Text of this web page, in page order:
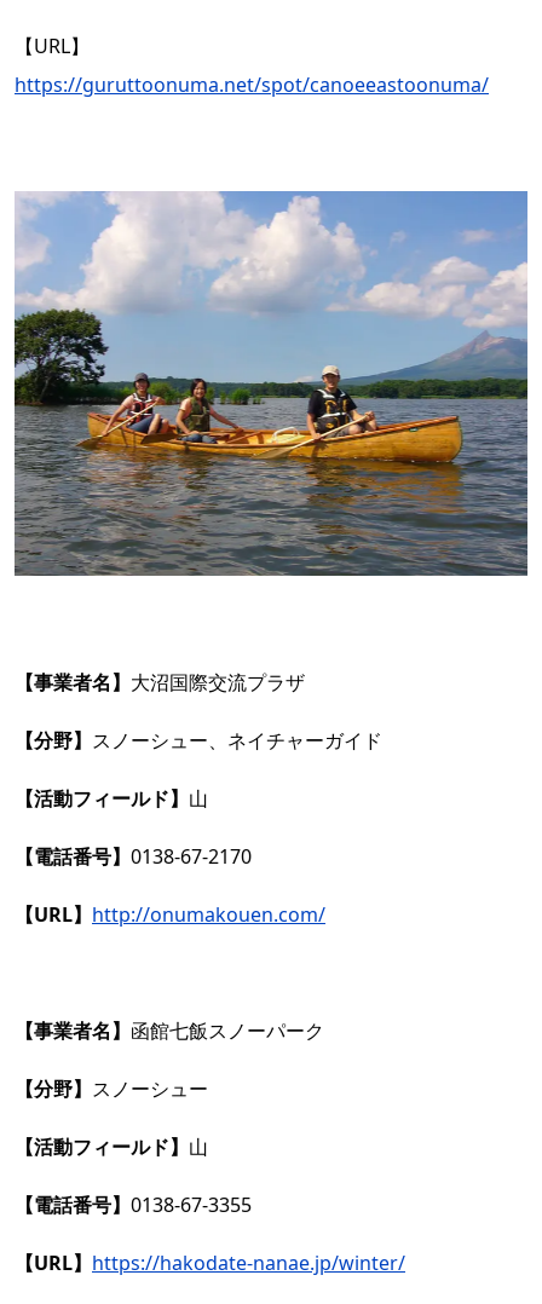
【URL】
https://guruttoonuma.net/spot/canoeeastoonuma/
【事業者名】 大沼国際交流プラザ
【分野】 スノーシュー、ネイチャーガイド
【活動フィールド】 山
【電話番号】 0138-67-2170
【URL】 http://onumakouen.com/
【事業者名】 函館七飯スノーパーク
【分野】 スノーシュー
【活動フィールド】 山
【電話番号】 0138-67-3355
【URL】 https://hakodate-nanae.jp/winter/